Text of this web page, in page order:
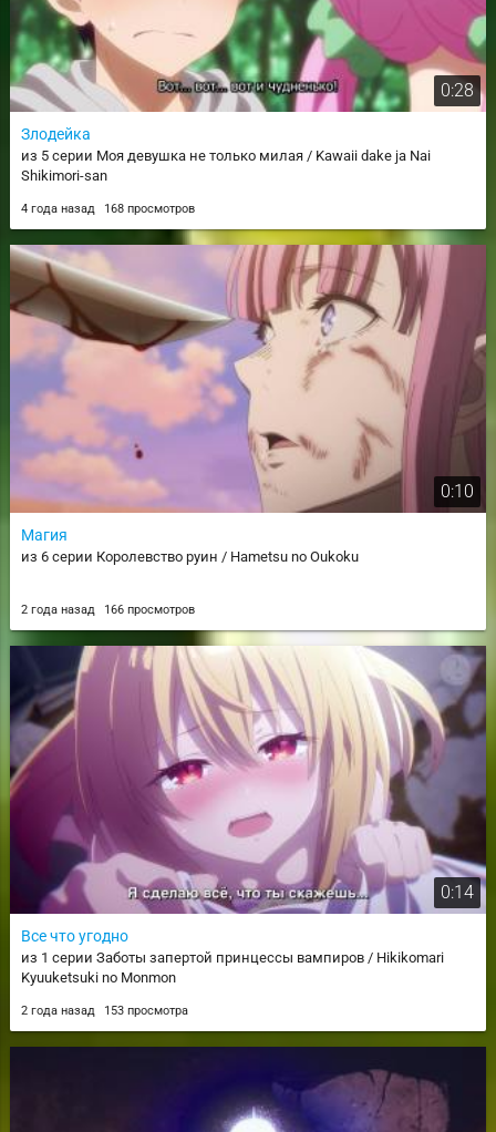
0:28
Злодейка
из 5 серии Моя девушка не только милая / Kawaii dake ja Nai
Shikimori-san
4 года назад 168 просмотров
0:10
Магия
из 6 серии Королевство руин / Hametsu no Oukoku
2 года назад 166 просмотров
0:14
Все что угодно
из 1 серии Заботы запертой принцессы вампиров / Hikikomari
Kyuuketsuki no Monmon
2 года назад 153 просмотра